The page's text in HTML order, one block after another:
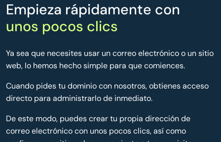
Empieza rápidamente con
unos pocos clics
Ya sea que necesites usar un correo electrónico o un sitio
web, lo hemos hecho simple para que comiences.
Cuando pides tu dominio con nosotros, obtienes acceso
directo para administrarlo de inmediato.
De este modo, puedes crear tu propia dirección de
correo electrónico con unos pocos clics, así como